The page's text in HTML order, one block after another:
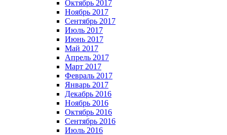
Октябрь 2017
Ноябрь 2017
Сентябрь 2017
Июль 2017
Июнь 2017
Май 2017
Апрель 2017
Март 2017
Февраль 2017
Январь 2017
Декабрь 2016
Ноябрь 2016
Октябрь 2016
Сентябрь 2016
Июль 2016